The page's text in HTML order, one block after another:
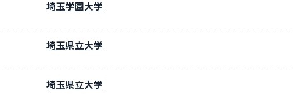
埼玉学園大学
埼玉県立大学
埼玉県立大学